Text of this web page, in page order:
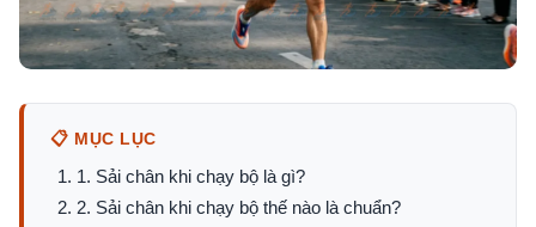
📋 MỤC LỤC
1. Sải chân khi chạy bộ là gì?
2. Sải chân khi chạy bộ thế nào là chuẩn?